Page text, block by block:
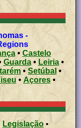
-
• Castelo
Guarda• Leiria•
• Setúbal•
• Açores•
Legislação •